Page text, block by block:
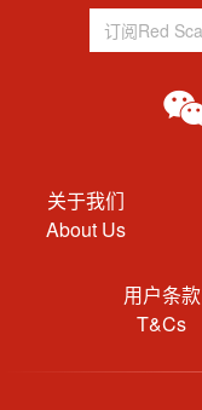
关于我们
About Us
用户条款
T&Cs